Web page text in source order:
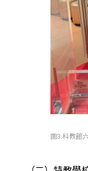
圖3.科教館